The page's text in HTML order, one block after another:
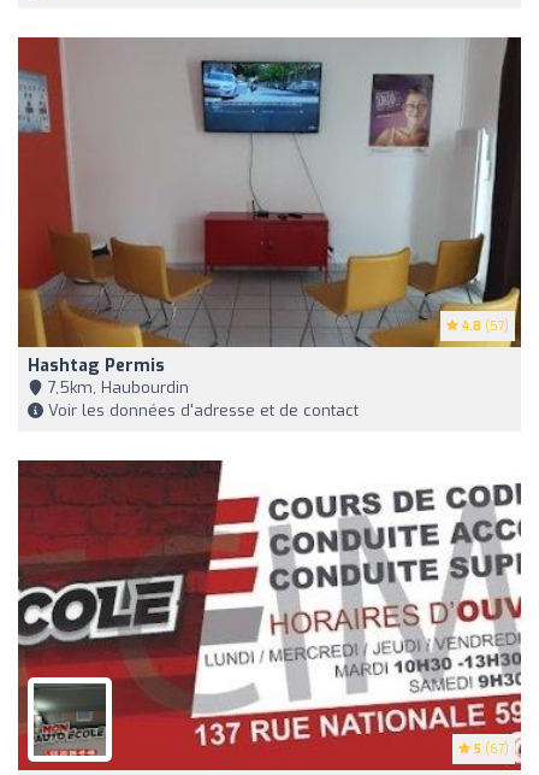
4.8 (57)
Hashtag Permis
7,5km, Haubourdin
Voir les données d'adresse et de contact
5 (67)